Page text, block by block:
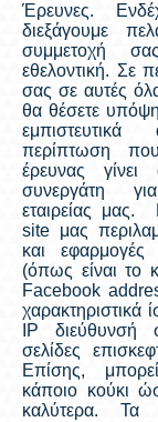
Έρευνες.
διεξάγουμε
συμμετοχή
εθελοντική. Σε
σας σε αυτές
θα θέσετε
περίπτωση
έρευνας
συνεργάτη
εταιρείας μας.
site μας
και εφαρμογές
(όπως είναι το
Facebook
χαρακτηριστικά
IP διεύθυνσή
σελίδες
Επίσης,
κάποιο κούκι
καλύτερα. Τα